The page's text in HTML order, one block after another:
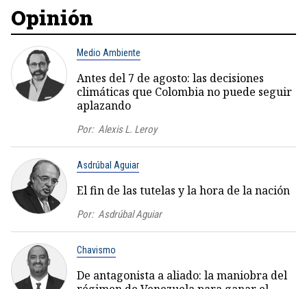
Opinión
Medio Ambiente
Antes del 7 de agosto: las decisiones
climáticas que Colombia no puede seguir
aplazando
Por: Alexis L. Leroy
Asdrúbal Aguiar
El fin de las tutelas y la hora de la nación
Por: Asdrúbal Aguiar
Chavismo
De antagonista a aliado: la maniobra del